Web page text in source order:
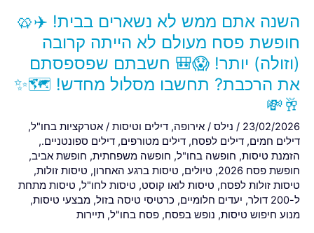
השנה אתם ממש לא נשארים בבית! ✈️🥨
חופשת פסח מעולם לא הייתה קרובה
(וזולה) יותר! 😱🎒 חשבתם שפספסתם
את הרכבת? תחשבו מסלול מחדש! 🗺️✨
🥂💸
23/02/2026
/ נילס / אירופה, דילים וטיסות / אטרקציות בחו"ל,
דילים חמים, דילים לפסח, דילים מטורפים, דילים ספונטניים.,
הזמנת טיסות, חופשה בחו"ל, חופשה משפחתית, חופשת אביב,
חופשת פסח 2026
, טיולים, טיסות ברגע האחרון, טיסות זולות,
טיסות זולות לפסח, טיסות לואו קוסט, טיסות לחו"ל, טיסות מתחת
ל-200 דולר
, יעדים חלומיים, כרטיסי טיסה בזול, מבצעי טיסות,
מנוע חיפוש טיסות, נופש בפסח, פסח בחו"ל, תיירות
מעולם
לא
הייתה
קרובה
(וזולה)
יותר!
😱
🎒
חשבתם
שפספסתם
את
הרכבת?